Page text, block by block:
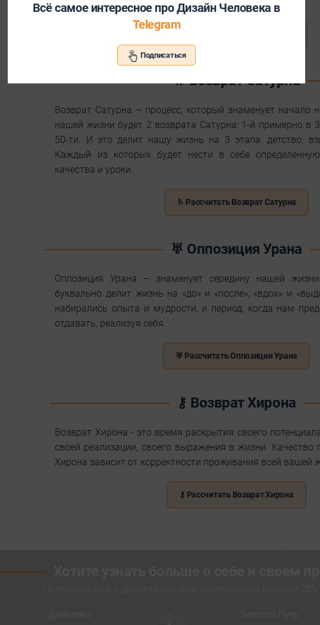
♄ Возврат Сатурна
Возврат Сатурна – процесс, который знаменует начало
нашей жизни будет 2 возврата Сатурна: 1-й примерно в
50-ти. И это делит нашу жизнь на 3 этапа: детство,
Каждый из которых будет нести в себе
качества и уроки.
♄ Рассчитать Возврат Сатурна
♅ Оппозиция Урана
Оппозиция Урана – знаменует середину нашей
буквально делит жизнь на «до» и «после», «вдох» и
набирались опыта и мудрости, и период, когда нам
отдавать, реализуя себя.
♅ Рассчитать Оппозиция Урана
⚷ Возврат Хирона
Возврат Хирона - это время раскрытия своего
своей реализации, своего выражения в жизни. Качество
Хирона зависит от корректности проживания всей вашей
⚷ Рассчитать Возврат Хирона
Всё самое интересное про Дизайн Человека в
Telegram
Подписаться